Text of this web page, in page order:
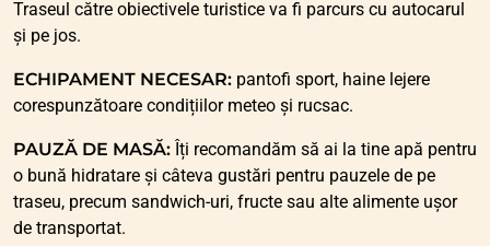
Traseul către obiectivele turistice va fi parcurs cu autocarul
și pe jos.
ECHIPAMENT NECESAR: pantofi sport, haine lejere
corespunzătoare condițiilor meteo și rucsac.
PAUZĂ DE MASĂ: Îți recomandăm să ai la tine apă pentru
o bună hidratare și câteva gustări pentru pauzele de pe
traseu, precum sandwich-uri, fructe sau alte alimente ușor
de transportat.